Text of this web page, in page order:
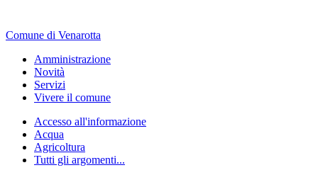
Comune di Venarotta
Amministrazione
Novità
Servizi
Vivere il comune
Accesso all'informazione
Acqua
Agricoltura
Tutti gli argomenti...